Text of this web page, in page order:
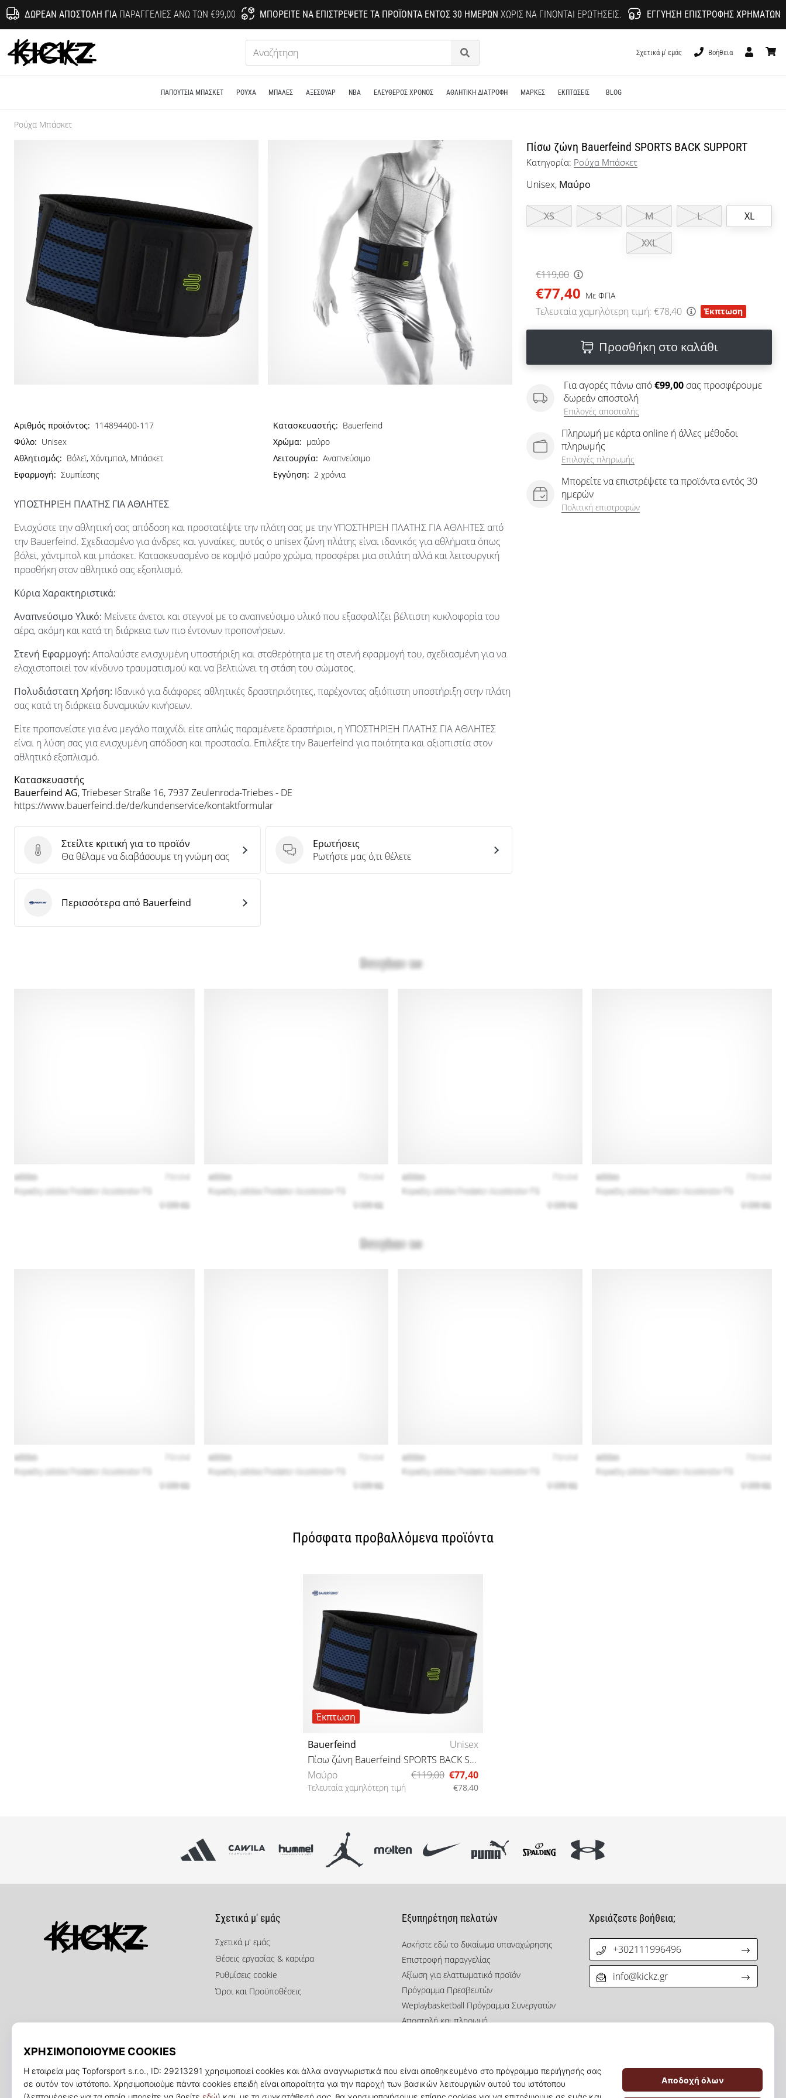
ΔΩΡΕΆΝ ΑΠΟΣΤΟΛΉ ΓΙΑΠΑΡΑΓΓΕΛΊΕΣ ΆΝΩ ΤΩΝ €99,00 ΜΠΟΡΕΊΤΕ ΝΑ ΕΠΙΣΤΡΈΨΕΤΕ ΤΑ ΠΡΟΪΌΝΤΑ ΕΝΤΌΣ 30 ΗΜΕΡΏΝ ΧΩΡΊΣ ΝΑ ΓΊΝΟΝΤΑΙ ΕΡΩΤΉΣΕΙΣ. ΕΓΓΎΗΣΗ ΕΠΙΣΤΡΟΦΉΣ ΧΡΗΜΆΤΩΝ
KICKZ.gr
Αναζήτηση
Σχετικά μ' εμάς
Βοήθεια
ΠΑΠΟΎΤΣΙΑ ΜΠΆΣΚΕΤ ΡΟΎΧΑ ΜΠΑΛΕΣ ΑΞΕΣΟΥΑΡ NBA ΕΛΕΥΘΕΡΟΣ ΧΡΟΝΟΣ ΑΘΛΗΤΙΚΗ ΔΙΑΤΡΟΦΗ ΜΑΡΚΕΣ ΕΚΠΤΩΣΕΙΣ BLOG
Ρούχα Μπάσκετ
Πίσω ζώνη Bauerfeind SPORTS BACK SUPPORT
Κατηγορία: Ρούχα Μπάσκετ
Unisex, Μαύρο
XS S M L XL
XXL
€119,00
€77,40 Με ΦΠΑ
Τελευταία χαμηλότερη τιμή: €78,40 Έκπτωση
Προσθήκη στο καλάθι
Για αγορές πάνω από€99,00 σας προσφέρουμε
δωρεάν αποστολή
Επιλογές αποστολής
Πληρωμή με κάρτα online ή άλλες μέθοδοι
πληρωμής
Επιλογές πληρωμής
Μπορείτε να επιστρέψετε τα προϊόντα εντός 30
ημερών
Πολιτική επιστροφών
Αριθμός προϊόντος: 114894400-117 Κατασκευαστής: Bauerfeind
Φύλο: Unisex Χρώμα: μαύρο
Αθλητισμός: Βόλεϊ, Χάντμπολ, Μπάσκετ Λειτουργία: Αναπνεύσιμο
Εφαρμογή: Συμπίεσης Εγγύηση: 2 χρόνια
ΥΠΟΣΤΗΡΙΞΗ ΠΛΑΤΗΣ ΓΙΑ ΑΘΛΗΤΕΣ
Ενισχύστε την αθλητική σας απόδοση και προστατέψτε την πλάτη σας με την ΥΠΟΣΤΗΡΙΞΗ ΠΛΑΤΗΣ ΓΙΑ ΑΘΛΗΤΕΣ από
την Bauerfeind. Σχεδιασμένο για άνδρες και γυναίκες, αυτός ο unisex ζώνη πλάτης είναι ιδανικός για αθλήματα όπως
βόλεϊ, χάντμπολ και μπάσκετ. Κατασκευασμένο σε κομψό μαύρο χρώμα, προσφέρει μια στιλάτη αλλά και λειτουργική
προσθήκη στον αθλητικό σας εξοπλισμό.
Κύρια Χαρακτηριστικά:
Αναπνεύσιμο Υλικό: Μείνετε άνετοι και στεγνοί με το αναπνεύσιμο υλικό που εξασφαλίζει βέλτιστη κυκλοφορία του
αέρα, ακόμη και κατά τη διάρκεια των πιο έντονων προπονήσεων.
Στενή Εφαρμογή: Απολαύστε ενισχυμένη υποστήριξη και σταθερότητα με τη στενή εφαρμογή του, σχεδιασμένη για να
ελαχιστοποιεί τον κίνδυνο τραυματισμού και να βελτιώνει τη στάση του σώματος.
Πολυδιάστατη Χρήση: Ιδανικό για διάφορες αθλητικές δραστηριότητες, παρέχοντας αξιόπιστη υποστήριξη στην πλάτη
σας κατά τη διάρκεια δυναμικών κινήσεων.
Είτε προπονείστε για ένα μεγάλο παιχνίδι είτε απλώς παραμένετε δραστήριοι, η ΥΠΟΣΤΗΡΙΞΗ ΠΛΑΤΗΣ ΓΙΑ ΑΘΛΗΤΕΣ
είναι η λύση σας για ενισχυμένη απόδοση και προστασία. Επιλέξτε την Bauerfeind για ποιότητα και αξιοπιστία στον
αθλητικό εξοπλισμό.
Κατασκευαστής
Bauerfeind AG, Triebeser Straße 16, 7937 Zeulenroda-Triebes - DE
https://www.bauerfeind.de/de/kundenservice/kontaktformular
Στείλτε κριτική για το προϊόν
Στείλτε κριτική για το προϊόν
Θα θέλαμε να διαβάσουμε τη γνώμη σας
Ερωτήσεις
Ερωτήσεις
Ρωτήστε μας ό,τι θέλετε
BauerfeindΠερισσότερα από Bauerfeind
Πρόσφατα προβαλλόμενα προϊόντα
Έκπτωση
Bauerfeind
Unisex
Πίσω ζώνη Bauerfeind SPORTS BACK SUPPORT
Μαύρο
€119,00 €77,40
Τελευταία χαμηλότερη τιμή €78,40
Σχετικά μ' εμάς
Σχετικά μ' εμάς
Θέσεις εργασίας & καριέρα
Ρυθμίσεις cookie
Όροι και Προϋποθέσεις
Εξυπηρέτηση πελατών
Ασκήστε εδώ το δικαίωμα υπαναχώρησης
Επιστροφή παραγγελίας
Αξίωση για ελαττωματικό προϊόν
Πρόγραμμα Πρεσβευτών
Weplaybasketball Πρόγραμμα Συνεργατών
Αποστολή και πληρωμή
Συχνές ερωτήσεις
Πολιτική απορρήτου
Χρειάζεστε βοήθεια;
+302111996496
info@kickz.gr